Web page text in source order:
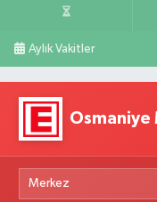
Aylık Vakitler
Osmaniye